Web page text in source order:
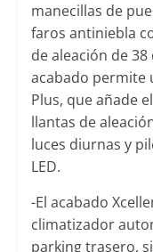
manecillas de
faros antiniebla
de aleación de 38
acabado permite
Plus, que añade
llantas de
luces diurnas y
LED.
-El acabado
climatizador
parking trasero,